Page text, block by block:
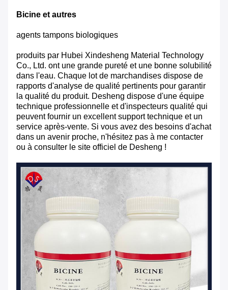
Bicine et autres
agents tampons biologiques
produits par Hubei Xindesheng Material Technology
Co., Ltd. ont une grande pureté et une bonne solubilité
dans l'eau. Chaque lot de marchandises dispose de
rapports d'analyse de qualité pertinents pour garantir
la qualité du produit. Desheng dispose d'une équipe
technique professionnelle et d'inspecteurs qualité qui
peuvent fournir un excellent support technique et un
service après-vente. Si vous avez des besoins d'achat
dans un avenir proche, n'hésitez pas à me contacter
ou à consulter le site officiel de Desheng !